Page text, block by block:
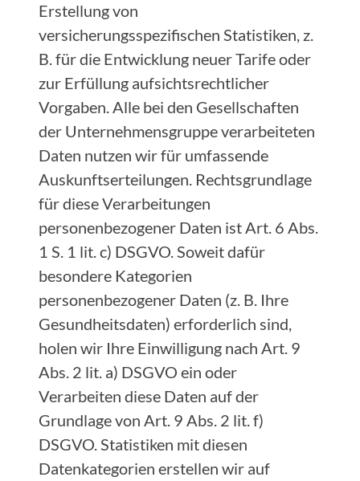
Erstellung von
versicherungsspezifischen Statistiken, z.
B. für die Entwicklung neuer Tarife oder
zur Erfüllung aufsichtsrechtlicher
Vorgaben. Alle bei den Gesellschaften
der Unternehmensgruppe verarbeiteten
Daten nutzen wir für umfassende
Auskunftserteilungen. Rechtsgrundlage
für diese Verarbeitungen
personenbezogener Daten ist Art. 6 Abs.
1 S. 1 lit. c) DSGVO. Soweit dafür
besondere Kategorien
personenbezogener Daten (z. B. Ihre
Gesundheitsdaten) erforderlich sind,
holen wir Ihre Einwilligung nach Art. 9
Abs. 2 lit. a) DSGVO ein oder
Verarbeiten diese Daten auf der
Grundlage von Art. 9 Abs. 2 lit. f)
DSGVO. Statistiken mit diesen
Datenkategorien erstellen wir auf